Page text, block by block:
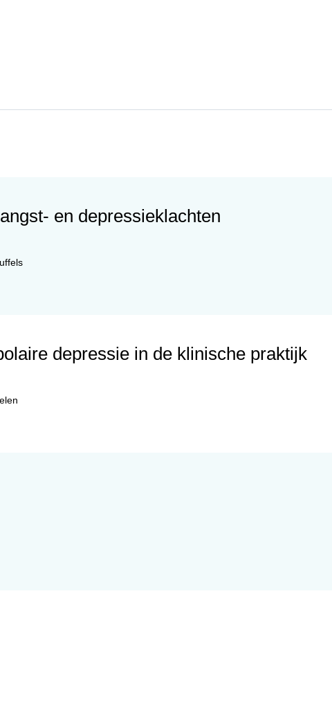
en depressieklachten
depressie in de klinische praktijk